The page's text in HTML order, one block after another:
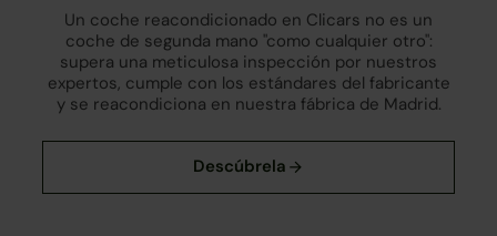
Un coche reacondicionado en Clicars no es un
coche de segunda mano "como cualquier otro":
supera una meticulosa inspección por nuestros
expertos, cumple con los estándares del fabricante
y se reacondiciona en nuestra fábrica de Madrid.